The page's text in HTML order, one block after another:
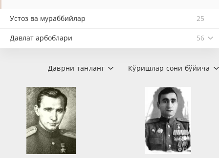
Устоз ва мураббийлар 25
Давлат арбоблари 56
Кўришлар сони бўйича
Даврни танланг